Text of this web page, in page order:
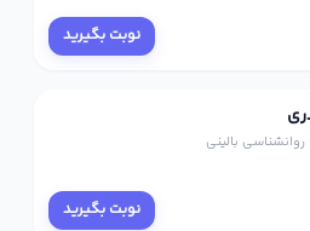
نوبت بگیرید
نوبت بگیرید